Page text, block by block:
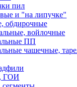
пил
и "на липучке"
обдирочные
войлочные
ПП
чашечные,
ГОИ